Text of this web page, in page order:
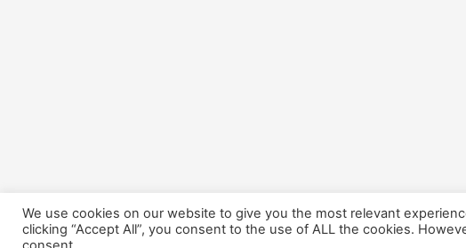
We use cookies on our website to give you the most relevant
clicking “Accept All”, you consent to the use of ALL the cookies.